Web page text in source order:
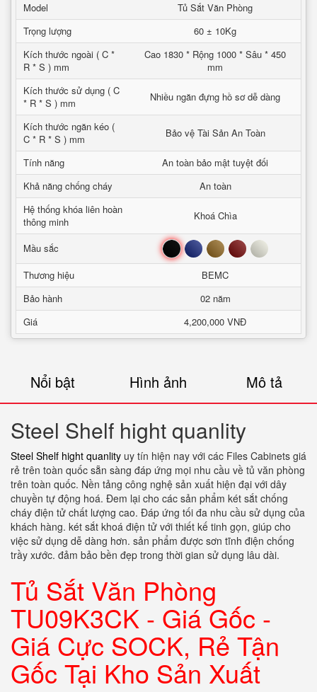
Model
Tủ Sắt Văn Phòng
Trọng lượng
60 ± 10Kg
Kích thước ngoài ( C *
R * S ) mm
Cao 1830 * Rộng 1000 * Sâu * 450
mm
Kích thước sử dụng ( C
* R * S ) mm
Nhiều ngăn đựng hồ sơ dễ dàng
Kích thước ngăn kéo (
C * R * S ) mm
Bảo vệ Tài Sản An Toàn
Tính năng
An toàn bảo mật tuyệt đối
Khả năng chống cháy
An toàn
Hệ thống khóa liên hoàn
thông minh
Khoá Chìa
Mầu sắc Đen Xanh Nâu Đỏ Trắng
Thương hiệu
BEMC
Bảo hành
02 năm
Giá
4,200,000 VNĐ
Nổi bật Hình ảnh Mô tả
Steel Shelf hight quanlity
Steel Shelf hight quanlity uy tín hiện nay với các Files Cabinets giá
rẻ trên toàn quốc sẵn sàng đáp ứng mọi nhu cầu về tủ văn phòng
trên toàn quốc. Nền tảng công nghệ sản xuất hiện đại với dây
chuyền tự động hoá. Đem lại cho các sản phẩm két sắt chống
cháy điện tử chất lượng cao. Đáp ứng tối đa nhu cầu sử dụng của
khách hàng. két sắt khoá điện tử với thiết kế tinh gọn, giúp cho
việc sử dụng dễ dàng hơn. sản phẩm được sơn tĩnh điện chống
trầy xước. đảm bảo bền đẹp trong thời gian sử dụng lâu dài.
Tủ Sắt Văn Phòng
TU09K3CK - Giá Gốc -
Giá Cực SOCK, Rẻ Tận
Gốc Tại Kho Sản Xuất